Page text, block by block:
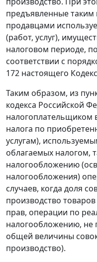
предъявленные
продавцами
(работ, услуг),
налоговом периоде,
соответствии с
172 настоящего
Таким образом, из
кодекса Российской
налогоплательщиком
налога по
услугам),
облагаемых налогом,
налогообложению
налогообложения)
случаев, когда доля
производство
прав, операции по
налогообложению, не
общей величины
производство).